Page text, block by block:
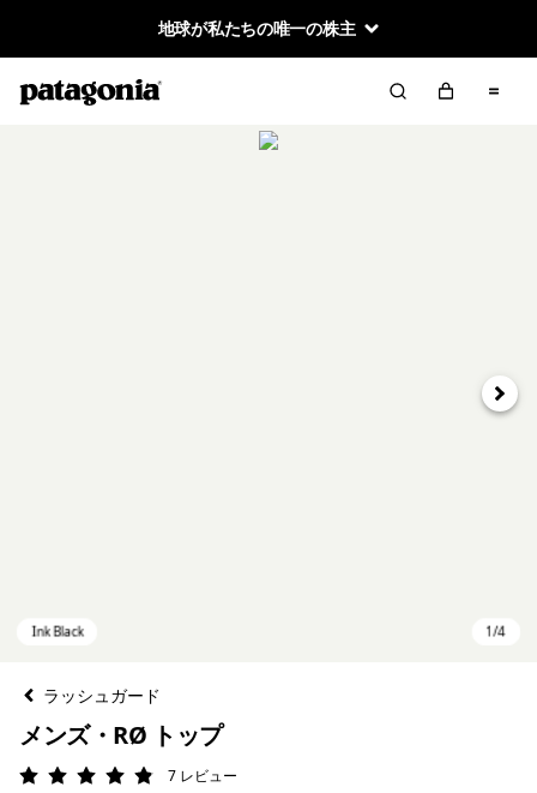
地球が私たちの唯一の株主
次へ
ラッシュガード
メンズ・RØ トップ
評価: 4.9 / 5
7 レビュー